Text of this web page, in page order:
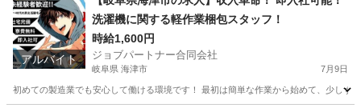
アルバイト
洗濯機に関する軽作業梱包スタッフ！
時給1,600円
ジョブパートナー合同会社
岐阜県 海津市 7月9日
初めての製造業でも安心して働ける環境です！ 最初は簡単な作業から始めて、少し